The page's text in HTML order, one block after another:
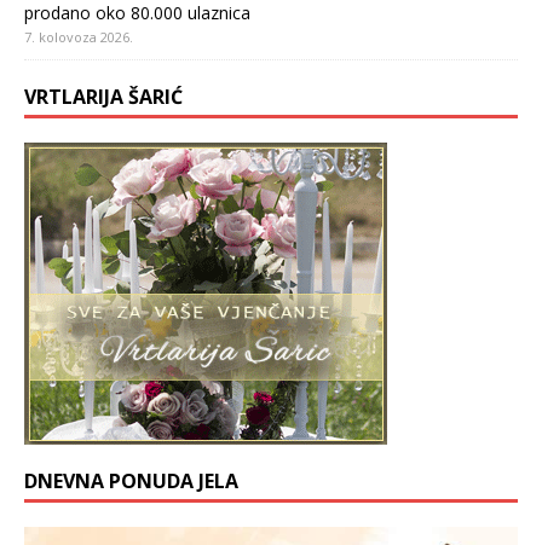
prodano oko 80.000 ulaznica
7. kolovoza 2026.
VRTLARIJA ŠARIĆ
DNEVNA PONUDA JELA